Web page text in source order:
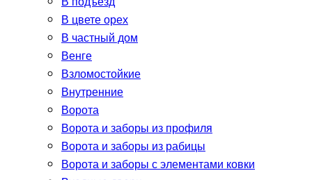
В цвете орех
В частный дом
Венге
Взломостойкие
Внутренние
Ворота
Ворота и заборы из профиля
Ворота и заборы из рабицы
Ворота и заборы с элементами ковки